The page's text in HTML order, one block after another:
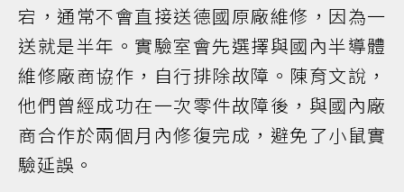
宕，通常不會直接送德國原廠維修，因為一
送就是半年。實驗室會先選擇與國內半導體
維修廠商協作，自行排除故障。陳育文說，
他們曾經成功在一次零件故障後，與國內廠
商合作於兩個月內修復完成，避免了小鼠實
驗延誤。